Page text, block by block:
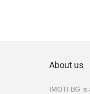
About us
IMOTI BG is